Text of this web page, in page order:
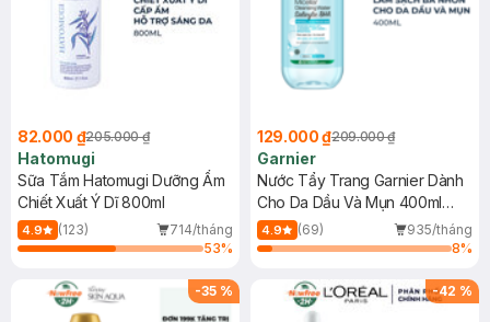
82.000 ₫205.000 ₫
Hatomugi
Sữa Tắm Hatomugi Dưỡng Ẩm
Chiết Xuất Ý Dĩ 800ml
4.9 (123)
714/tháng
53%
129.000 ₫209.000 ₫
Garnier
Nước Tẩy Trang Garnier Dành
Cho Da Dầu Và Mụn 400ml
(Mới)
4.9 (69)
935/tháng
8%
-35 % -42 %